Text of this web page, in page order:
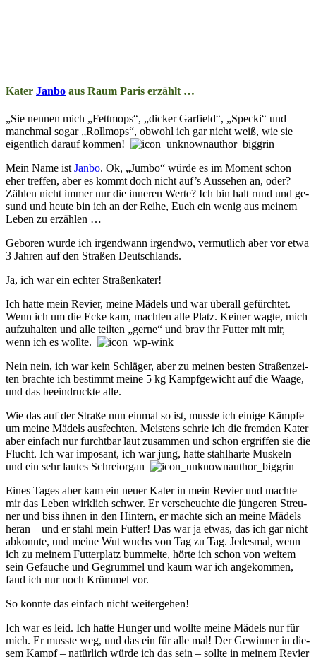
Kater Janbo aus Raum Paris erzählt …
„Sie nennen mich „Fett­mops“, „dick­er Gar­field“, „Specki“ und
manch­mal so­gar „Roll­mops“, obwohl ich gar nicht weiß, wie sie
eig­ent­lich dar­auf komm­en!
Mein Name ist Janbo. Ok, „Jumbo“ würde es im Moment schon
eher treffen, aber es kommt doch nicht auf’s Aus­sehen an, oder?
Zählen nicht immer nur die in­ner­en Werte? Ich bin halt rund und ge­
sund und heute bin ich an der Reihe, Euch ein wenig aus mein­em
Leben zu er­zählen …
Geboren wurde ich irgend­wann irgend­wo, ver­mut­lich aber vor etwa
3 Jahren auf den Straß­en Deutsch­lands.
Ja, ich war ein ech­ter Stra­ßen­kater!
Ich hatte mein Revier, meine Mädels und war über­all ge­fürch­tet.
Wenn ich um die Ecke kam, machten alle Platz. Keiner wag­te, mich
auf­zu­hal­ten und alle teil­ten „gerne“ und brav ihr Fut­ter mit mir,
wenn ich es wollte.
Nein nein, ich war kein Schlä­ger, aber zu mein­en bes­ten Stra­ßen­zei­
ten brachte ich be­stimmt meine 5 kg Kampf­ge­wicht auf die Waage,
und das be­ein­druck­te alle.
Wie das auf der Straße nun ein­mal so ist, musste ich einige Kämpfe
um meine Mä­dels aus­fech­ten. Meis­tens schrie ich die frem­den Kater
aber ein­fach nur furcht­bar laut zu­sam­men und schon erg­riff­en sie die
Flucht. Ich war im­po­sant, ich war jung, hatte stahl­harte Mus­keln
und ein sehr lau­tes Schrei­or­gan
Eines Tages aber kam ein neuer Kater in mein Revier und machte
mir das Leben wirk­lich schwer. Er ver­scheuch­te die jüng­er­en Streu­
ner und biss ihnen in den Hin­tern, er machte sich an meine Mä­dels
heran – und er stahl mein Fut­ter! Das war ja et­was, das ich gar nicht
ab­kon­nte, und meine Wut wuchs von Tag zu Tag. Je­des­mal, wenn
ich zu mein­em Fut­ter­platz bum­mel­te, hör­te ich schon von wei­tem
sein Ge­fauche und Ge­grum­mel und kaum war ich an­ge­kom­men,
fand ich nur noch Krüm­mel vor.
So konnte das ein­fach nicht wei­ter­geh­en!
Ich war es leid. Ich hatte Hung­er und wollte meine Mä­dels nur für
mich. Er musste weg, und das ein für alle mal! Der Ge­win­ner in die­
sem Kampf – na­tür­lich würde ich das sein – sollte in mein­em Re­vier